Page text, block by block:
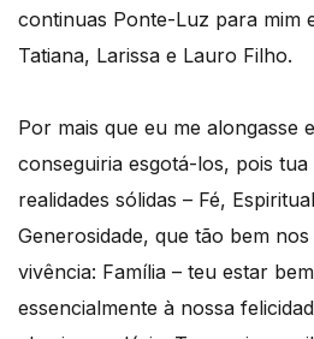
continuas Ponte-Luz para mim
Tatiana, Larissa e Lauro Filho.
Por mais que eu me alongasse
conseguiria esgotá-los, pois
realidades sólidas – Fé,
Generosidade, que tão bem
vivência: Família – teu estar
essencialmente à nossa